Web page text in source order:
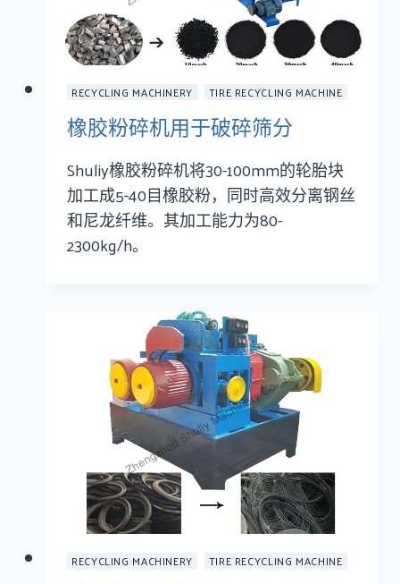
RECYCLING MACHINERY TIRE RECYCLING MACHINE
橡胶粉碎机用于破碎筛分
Shuliy橡胶粉碎机将30-100mm的轮胎块
加工成5-40目橡胶粉，同时高效分离钢丝
和尼龙纤维。其加工能力为80-
2300kg/h。
RECYCLING MACHINERY TIRE RECYCLING MACHINE